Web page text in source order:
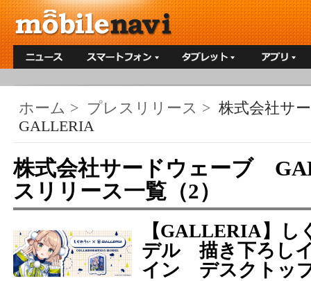
ホーム > プレスリリース > 株式会社サ
GALLERIA
株式会社サードウェーブ
スリリース一覧（2）
【GALLERIA】し
デル 描き下ろし
イン デスクトッ